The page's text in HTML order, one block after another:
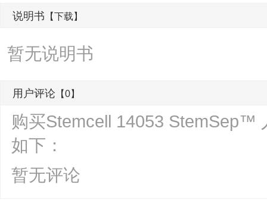
说明书 【下载】
暂无说明书
用户评论 【0】
购买Stemcell 14053 StemSep™
如下：
暂无评论